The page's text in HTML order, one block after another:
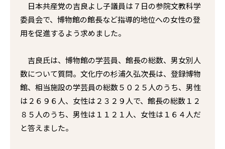
日本共産党の吉良よし子議員は７日の参院文教科学
委員会で、博物館の館長など指導的地位への女性の登
用を促進するよう求めました。
吉良氏は、博物館の学芸員、館長の総数、男女別人
数について質問。文化庁の杉浦久弘次長は、登録博物
館、相当施設の学芸員の総数５０２５人のうち、男性
は２６９６人、女性は２３２９人で、館長の総数１２
８５人のうち、男性は１１２１人、女性は１６４人だ
と答えました。